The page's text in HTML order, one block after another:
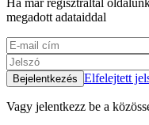
megadott adataiddal
Elfelejtett
Vagy jelentkezz be a